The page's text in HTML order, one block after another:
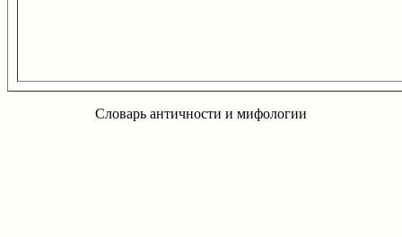
Словарь античности и мифологии